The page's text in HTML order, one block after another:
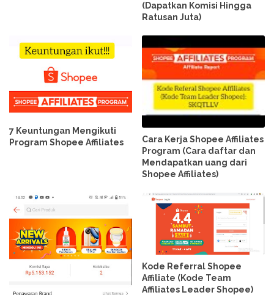
(Dapatkan Komisi Hingga
Ratusan Juta)
7 Keuntungan Mengikuti
Program Shopee Affiliates
Cara Kerja Shopee Affiliates
Program (Cara daftar dan
Mendapatkan uang dari
Shopee Affiliates)
Kode Referral Shopee
Affiliate (Kode Team
Affiliates Leader Shopee)